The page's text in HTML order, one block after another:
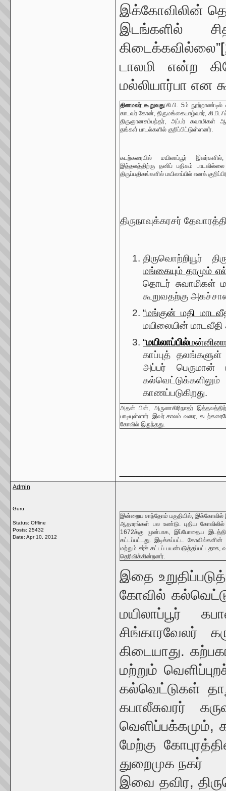
இக்கோவிலின்
இடங்களில்
கிடைக்கவில்லை”
டாலமி என்ற
மல்லியார்பா என
தினமலர் கூறுவது:கி.பி. 5ம்
காடவர் கோன், திருமங்கையாழ்வார்,
திருஞானசம்பந்தர், அப்பர் சுவாமிகள்
தங்கள் பாடல்களில் குறிப்பிட்டுள்ளனர்.
கடற்கரையில் மயிலாப்பூர்
இத்தலத்திற்கு தனிப் பதிகம்
திருப்பதிகங்களில் மயிலாப்பில் எனக்
திருநாவுக்கரசர்
திருவொற்றியூர்
மங்கையும் தாமும்
தொடர் சுவாமிகள்
கூறுவதற்கு
“மங்குன் மதி
மயிலையின் மாடவீதி
“மயிலாப்பில்
காப்புத் தலங்களுள்
அப்பர் பெருமான்
காணப்படுகிறது.
அதன் பின், அருணகிரிநாதர்
பாடியுள்ளார். இவர் காலம் வரை,
கோவில் இருந்தது.
Admin
Guru
Status: Offline
Posts: 25432
Date: Apr 10, 2012
இன்றைய சாந்தோம் பகுதியில், இக்கோவில்
ஆதாரங்கள் பல உண்டு. புதிய
1672க்கு முன்பாக, இப்போதைய
கட்டப்பட்டது. இடிக்கப்பட்ட
மற்றும் சர்ச் கட்டப்
தெரிவிக்கின்றனர்.
இதை
கோவில்
மயிலாப்பூர்
சிங்காரவேலர்
கிடையாது.
மற்றும்
கல்வெட்டுகள்
கபாலீசுவரர்
வெளிப்பக்கமும்,
மேற்கு
துறைமுக நகர்
இவை தவிர,